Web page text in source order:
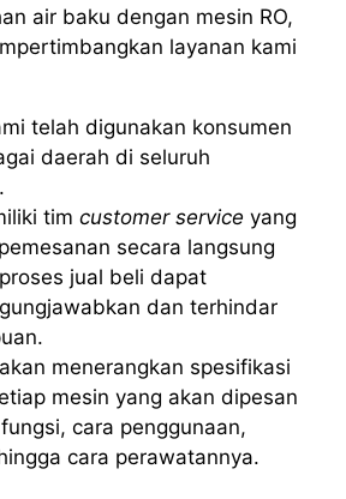
air baku dengan mesin RO,
layanan kami
telah digunakan konsumen
daerah di seluruh
tim customer service yang
secara langsung
jual beli dapat
dan terhindar
menerangkan spesifikasi
mesin yang akan dipesan
cara penggunaan,
cara perawatannya.